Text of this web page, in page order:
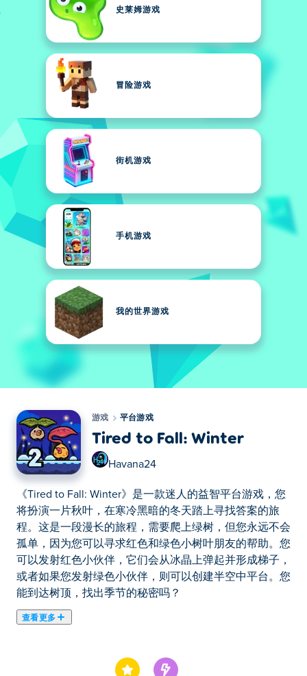
史莱姆游戏
冒险游戏
街机游戏
手机游戏
我的世界游戏
游戏 平台游戏
Tired to Fall: Winter
Havana24
《Tired to Fall: Winter》是一款迷人的益智平台游戏，您
将扮演一片秋叶，在寒冷黑暗的冬天踏上寻找答案的旅
程。这是一段漫长的旅程，需要爬上绿树，但您永远不会
孤单，因为您可以寻求红色和绿色小树叶朋友的帮助。您
可以发射红色小伙伴，它们会从冰晶上弹起并形成梯子，
或者如果您发射绿色小伙伴，则可以创建半空中平台。您
能到达树顶，找出季节的秘密吗？
查看更多
程。这是一段漫长的旅程，需要爬上绿树，但您永远不会